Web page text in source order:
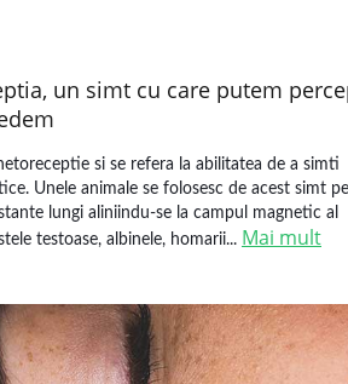
un simt cu care putem
si se refera la abilitatea de a simti
Unele animale se folosesc de acest simt
lungi aliniindu-se la campul magnetic al
testoase, albinele, homarii... Mai mult